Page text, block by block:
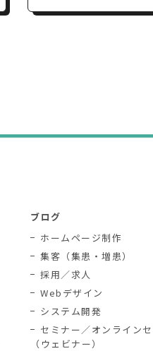
ブログ
ホームページ制作
集客（集患・増患）
採用／求人
Webデザイン
システム開発
セミナー／オンライン
（ウェビナー）